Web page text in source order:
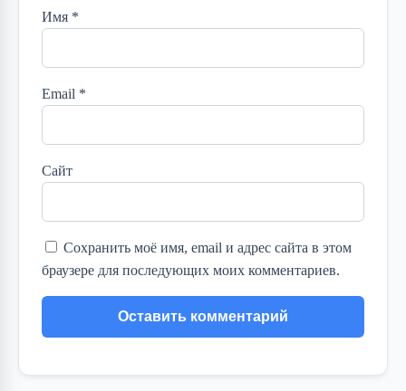
Имя *
Email *
Сайт
Сохранить моё имя, email и адрес сайта в этом
браузере для последующих моих комментариев.